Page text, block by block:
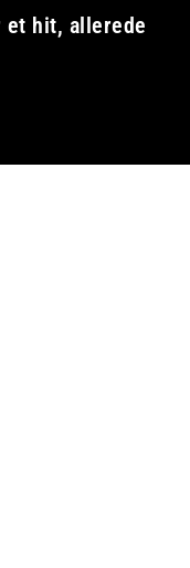
et hit, allerede